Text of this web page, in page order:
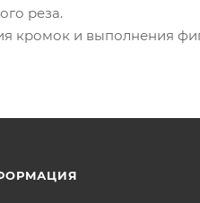
реза.
кромок и выполнения